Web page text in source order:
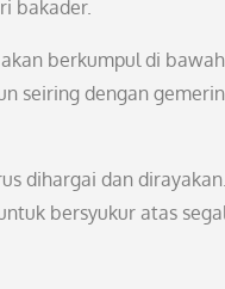
bakader.
berkumpul di
seiring dengan
dihargai dan
bersyukur atas